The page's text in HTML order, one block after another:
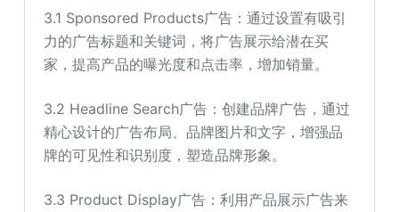
3.1 Sponsored Products广告：通过设置有吸引
力的广告标题和关键词，将广告展示给潜在买
家，提高产品的曝光度和点击率，增加销量。
3.2 Headline Search广告：创建品牌广告，通过
精心设计的广告布局、品牌图片和文字，增强品
牌的可见性和识别度，塑造品牌形象。
3.3 Product Display广告：利用产品展示广告来